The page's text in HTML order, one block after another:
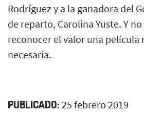
Rodríguez y a la ganadora del
de reparto, Carolina Yuste. Y
reconocer el valor una película
necesaria.
PUBLICADO: 25 febrero 2019